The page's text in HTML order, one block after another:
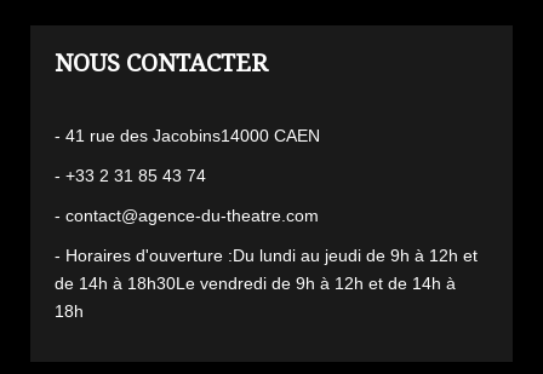
L'AGENCE
- 41 rue des Jacobins14000 CAEN
- +33 2 31 85 43 74
- contact@agence-du-theatre.com
- Horaires d'ouverture :Du lundi au jeudi de 9h à 12h et
de 14h à 18h30Le vendredi de 9h à 12h et de 14h à
18h